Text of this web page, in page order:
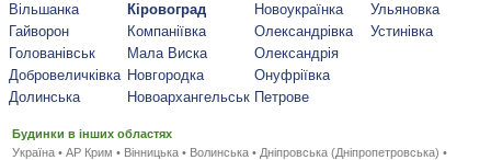
Вільшанка
Гайворон
Голованівськ
Добровеличківка
Долинська
Кіровоград
Компаніївка
Мала Виска
Новгородка
Новоархангельськ
Новоукраїнка
Олександрівка
Олександрія
Онуфріївка
Петрове
Ульяновка
Устинівка
Будинки в інших областях
Україна • АР Крим • Вінницька • Волинська • Дніпровська (Дніпропетровська) •